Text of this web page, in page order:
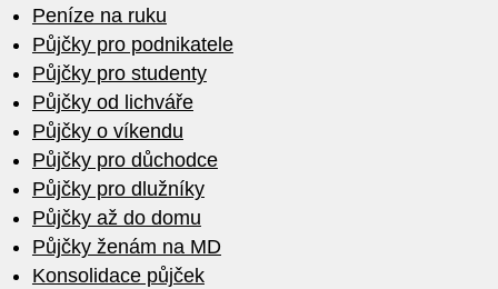
Peníze na ruku
Půjčky pro podnikatele
Půjčky pro studenty
Půjčky od lichváře
Půjčky o víkendu
Půjčky pro důchodce
Půjčky pro dlužníky
Půjčky až do domu
Půjčky ženám na MD
Konsolidace půjček